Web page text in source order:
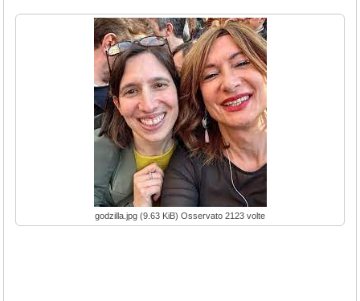
godzilla.jpg (9.63 KiB) Osservato 2123 volte